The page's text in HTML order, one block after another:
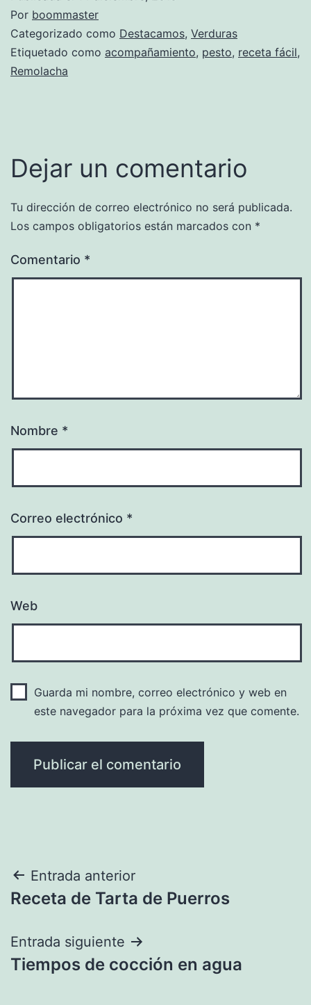
Por boommaster
Categorizado como Destacamos, Verduras
Etiquetado como acompañamiento, pesto, receta fácil,
Remolacha
Dejar un comentario
Tu dirección de correo electrónico no será publicada.
Los campos obligatorios están marcados con *
Comentario *
Nombre *
Correo electrónico *
Web
Guarda mi nombre, correo electrónico y web en
este navegador para la próxima vez que comente.
Navegación
de
entradas
Entrada anterior
Receta de Tarta de Puerros
Entrada siguiente
Tiempos de cocción en agua